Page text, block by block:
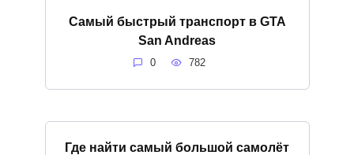
Самый быстрый транспорт в GTA
San Andreas
0 782
Где найти самый большой самолёт